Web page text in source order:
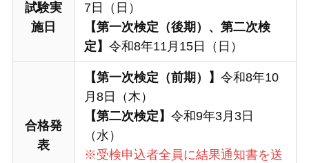
試験実
施日
7日（日）
【第一次検定（後期）、第二次検
定】令和8年11月15日（日）
合格発
表
【第一次検定（前期）】令和8年10
月8日（木）
【第二次検定】令和9年3月3日
（水）
※受検申込者全員に結果通知書を送